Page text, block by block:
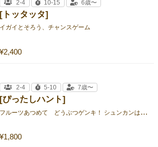
[トッタッタ]
イガイとそろう、チャンスゲーム
¥2,400
2-4
10-15 6歳〜
[ぴったしハント]
フ
ルーツあつめて どうぶつゲンキ！ ​シュンカンはやどりゲーム！
¥1,800
2-4
5-10 7歳〜